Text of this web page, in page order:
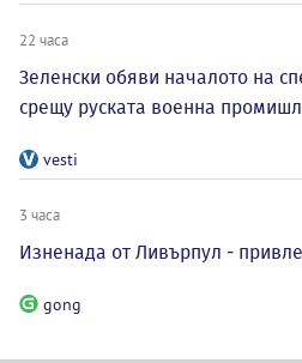
22 часа
Зеленски обяви началото на
срещу руската военна
vesti
3 часа
Изненада от Ливърпул -
gong